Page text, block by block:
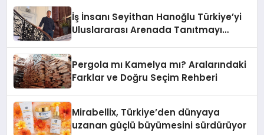
İş İnsanı Seyithan Hanoğlu Türkiye’yi
Uluslararası Arenada Tanıtmayı
Pergola mı Kamelya mı? Aralarındaki
Farklar ve Doğru Seçim Rehberi
Mirabellix, Türkiye’den dünyaya
uzanan güçlü büyümesini sürdürüyor